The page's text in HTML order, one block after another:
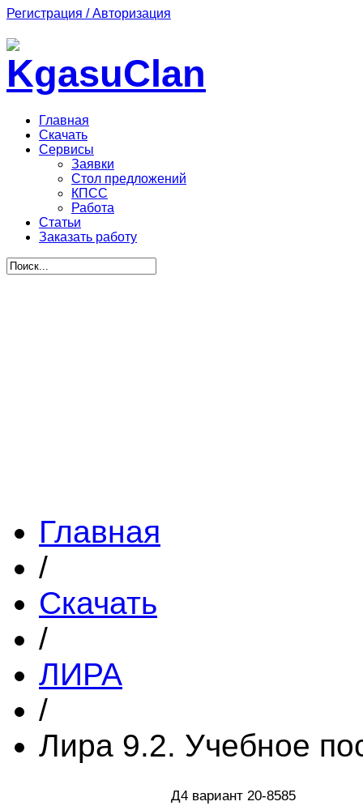
Регистрация / Авторизация
Главная
Скачать
Сервисы
Заявки
Стол предложений
КПСС
Работа
Статьи
Заказать работу
Главная
/
Скачать
/
ЛИРА
/
Лира 9.2. Учебное
Д4 вариант 20-8585